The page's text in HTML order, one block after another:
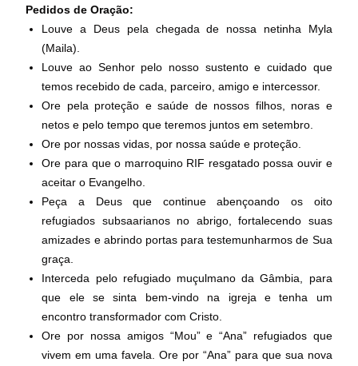
Pedidos de Oração:
Louve a Deus pela chegada de nossa netinha Myla
(Maila).
Louve ao Senhor pelo nosso sustento e cuidado que
temos recebido de cada, parceiro, amigo e intercessor.
Ore pela proteção e saúde de nossos filhos, noras e
netos e pelo tempo que teremos juntos em setembro.
Ore por nossas vidas, por nossa saúde e proteção.
Ore para que o marroquino RIF resgatado possa ouvir e
aceitar o Evangelho.
Peça a Deus que continue abençoando os oito
refugiados subsaarianos no abrigo, fortalecendo suas
amizades e abrindo portas para testemunharmos de Sua
graça.
Interceda pelo refugiado muçulmano da Gâmbia, para
que ele se sinta bem-vindo na igreja e tenha um
encontro transformador com Cristo.
Ore por nossa amigos “Mou” e “Ana” refugiados que
vivem em uma favela. Ore por “Ana” para que sua nova